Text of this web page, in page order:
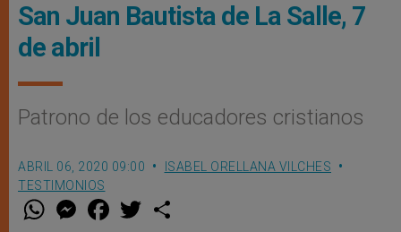
San Juan Bautista de La Salle, 7
de abril
Patrono de los educadores cristianos
ABRIL 06, 2020 09:00
ISABEL ORELLANA VILCHES
TESTIMONIOS
W M
e
F
a w